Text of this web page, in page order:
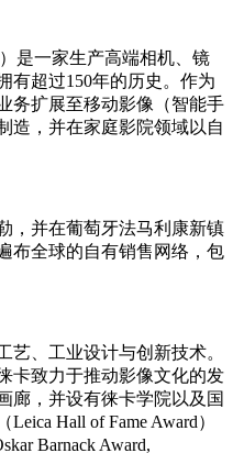
是一家生产高端相机、镜
有超过150年的历史。作为
务扩展至移动影像（智能手
造，并在家庭影院领域以自
，并在葡萄牙法马利康新镇
布全球的自有销售网络，包
艺、工业设计与创新技术。
卡致力于推动影像文化的发
廊，并设有徕卡学院以及国
Hall of Fame Award）
Barnack Award,